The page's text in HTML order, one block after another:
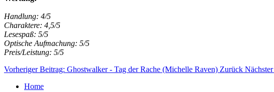
Handlung: 4/5
Charaktere: 4,5/5
Lesespaß: 5/5
Optische Aufmachung: 5/5
Preis/Leistung: 5/5
Vorheriger Beitrag: Ghostwalker - Tag der Rache (Michelle Raven) Zurück
Home